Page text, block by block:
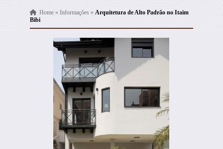
Home» Informações » Arquitetura de Alto Padrão no Itaim
Bibi